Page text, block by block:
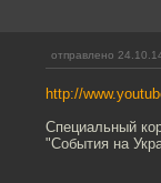
отправлено
http://
Специальный
"События на